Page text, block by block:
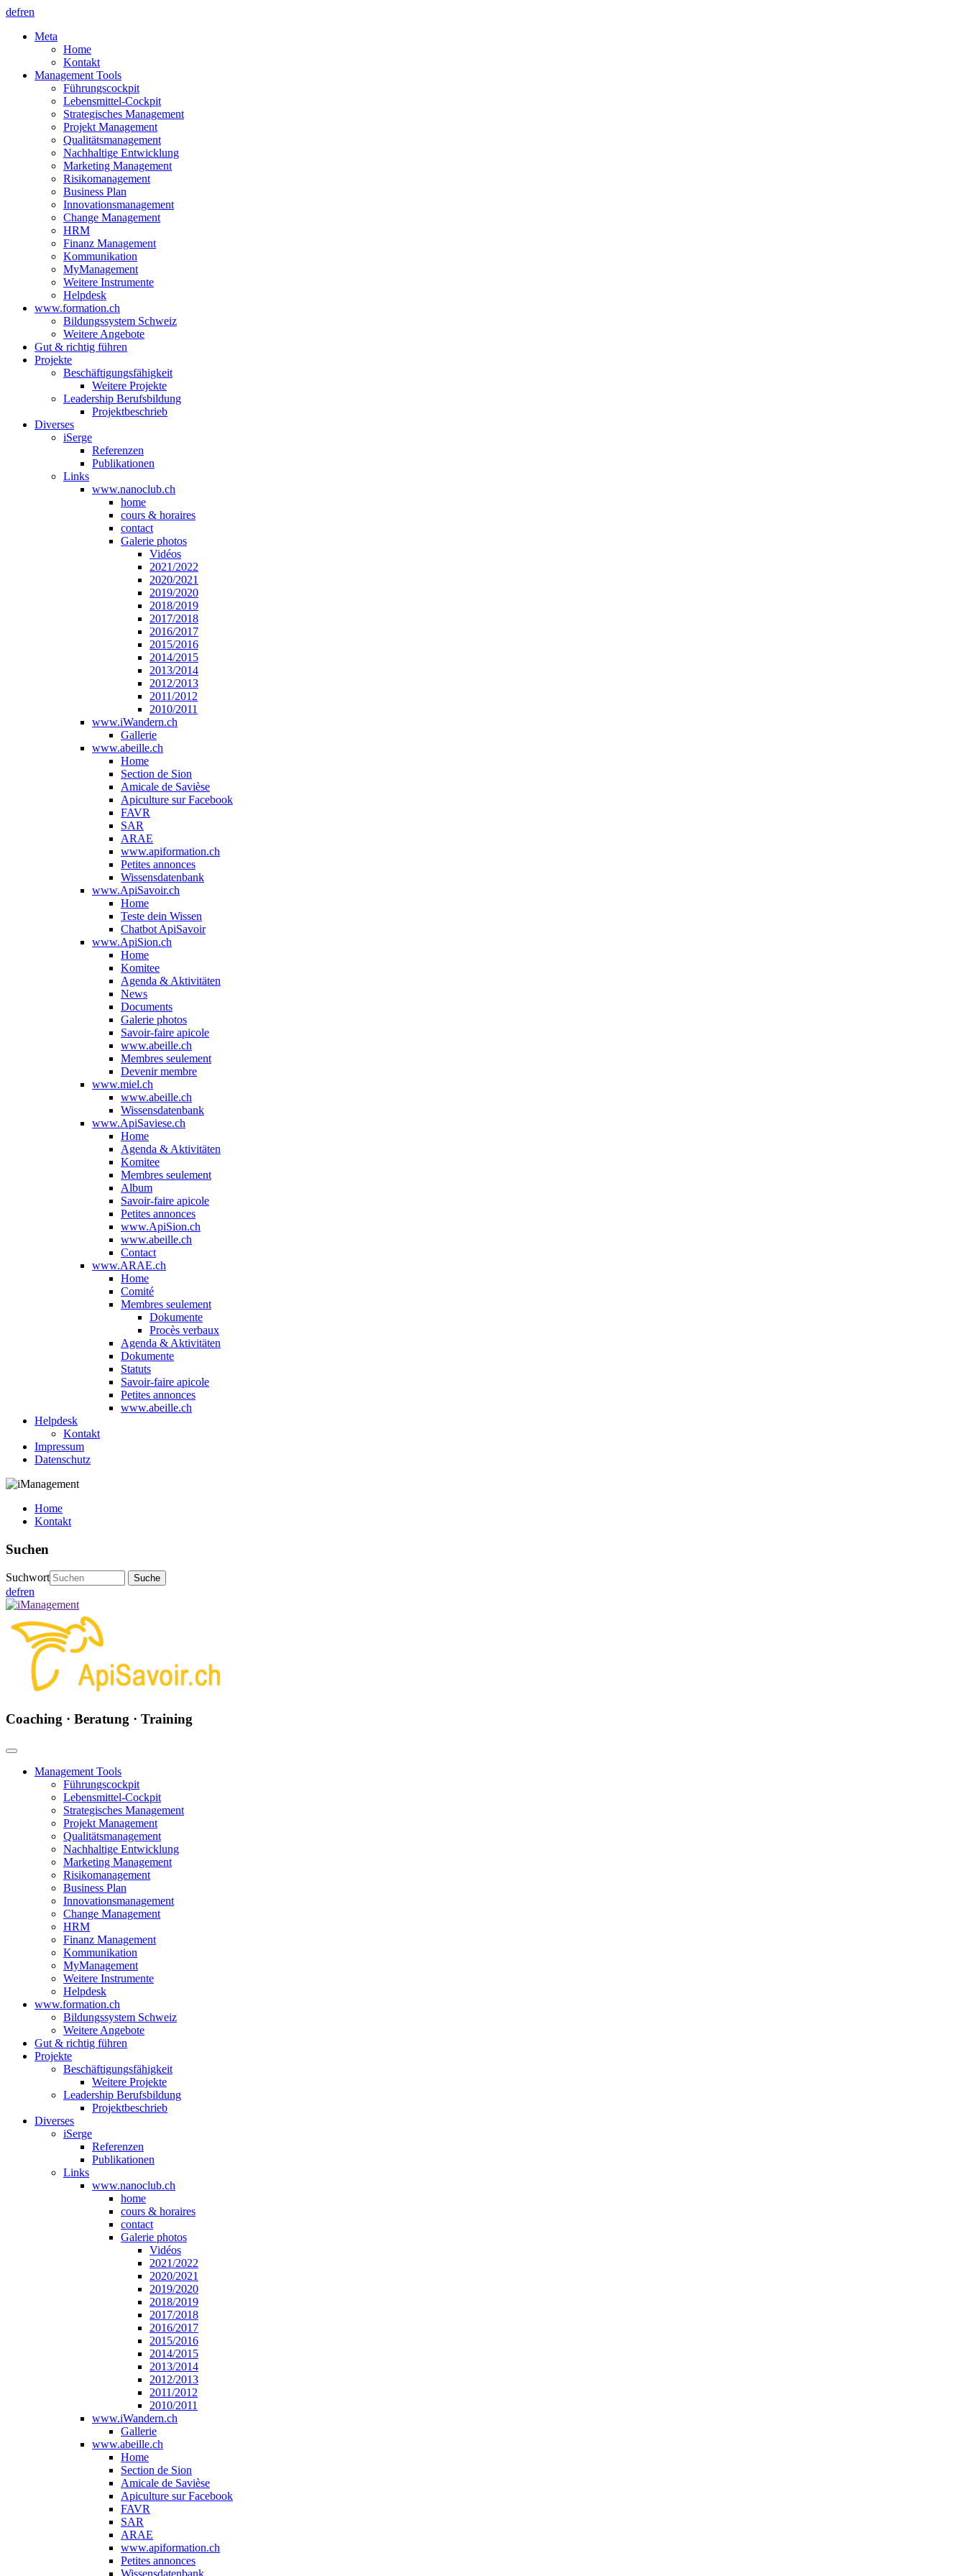
defren
Meta
Home
Kontakt
Management Tools
Führungscockpit
Lebensmittel-Cockpit
Strategisches Management
Projekt Management
Qualitätsmanagement
Nachhaltige Entwicklung
Marketing Management
Risikomanagement
Business Plan
Innovationsmanagement
Change Management
HRM
Finanz Management
Kommunikation
MyManagement
Weitere Instrumente
Helpdesk
www.formation.ch
Bildungssystem Schweiz
Weitere Angebote
Gut & richtig führen
Projekte
Beschäftigungsfähigkeit
Weitere Projekte
Leadership Berufsbildung
Projektbeschrieb
Diverses
iSerge
Referenzen
Publikationen
Links
www.nanoclub.ch
home
cours & horaires
contact
Galerie photos
Vidéos
2021/2022
2020/2021
2019/2020
2018/2019
2017/2018
2016/2017
2015/2016
2014/2015
2013/2014
2012/2013
2011/2012
2010/2011
www.iWandern.ch
Gallerie
www.abeille.ch
Home
Section de Sion
Amicale de Savièse
Apiculture sur Facebook
FAVR
SAR
ARAE
www.apiformation.ch
Petites annonces
Wissensdatenbank
www.ApiSavoir.ch
Home
Teste dein Wissen
Chatbot ApiSavoir
www.ApiSion.ch
Home
Komitee
Agenda & Aktivitäten
News
Documents
Galerie photos
Savoir-faire apicole
www.abeille.ch
Membres seulement
Devenir membre
www.miel.ch
www.abeille.ch
Wissensdatenbank
www.ApiSaviese.ch
Home
Agenda & Aktivitäten
Komitee
Membres seulement
Album
Savoir-faire apicole
Petites annonces
www.ApiSion.ch
www.abeille.ch
Contact
www.ARAE.ch
Home
Comité
Membres seulement
Dokumente
Procès verbaux
Agenda & Aktivitäten
Dokumente
Statuts
Savoir-faire apicole
Petites annonces
www.abeille.ch
Helpdesk
Kontakt
Impressum
Datenschutz
Home
Kontakt
Suchen
Suchwort
defren
Coaching · Beratung · Training
Management Tools
Führungscockpit
Lebensmittel-Cockpit
Strategisches Management
Projekt Management
Qualitätsmanagement
Nachhaltige Entwicklung
Marketing Management
Risikomanagement
Business Plan
Innovationsmanagement
Change Management
HRM
Finanz Management
Kommunikation
MyManagement
Weitere Instrumente
Helpdesk
www.formation.ch
Bildungssystem Schweiz
Weitere Angebote
Gut & richtig führen
Projekte
Beschäftigungsfähigkeit
Weitere Projekte
Leadership Berufsbildung
Projektbeschrieb
Diverses
iSerge
Referenzen
Publikationen
Links
www.nanoclub.ch
home
cours & horaires
contact
Galerie photos
Vidéos
2021/2022
2020/2021
2019/2020
2018/2019
2017/2018
2016/2017
2015/2016
2014/2015
2013/2014
2012/2013
2011/2012
2010/2011
www.iWandern.ch
Gallerie
www.abeille.ch
Home
Section de Sion
Amicale de Savièse
Apiculture sur Facebook
FAVR
SAR
ARAE
www.apiformation.ch
Petites annonces
Wissensdatenbank